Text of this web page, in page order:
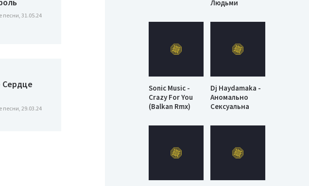
песни, 31.05.24
Сердце
песни, 29.03.24
Людьми
Sonic Music -
Crazy For You
(Balkan Rmx)
Dj Haydamaka -
Аномально
Сексуальна